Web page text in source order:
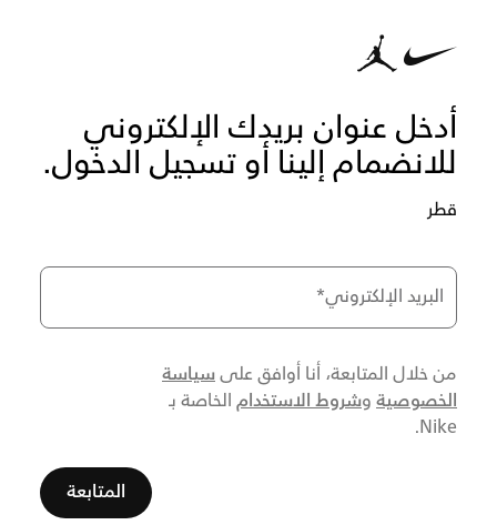
أدخل عنوان بريدك الإلكتروني
للانضمام إلينا أو تسجيل الدخول.
قطر
البريد الإلكتروني*
من خلال المتابعة، أنا أوافق علىسياسة
الخصوصية وشروط الاستخدام الخاصة بـ
Nike.
المتابعة